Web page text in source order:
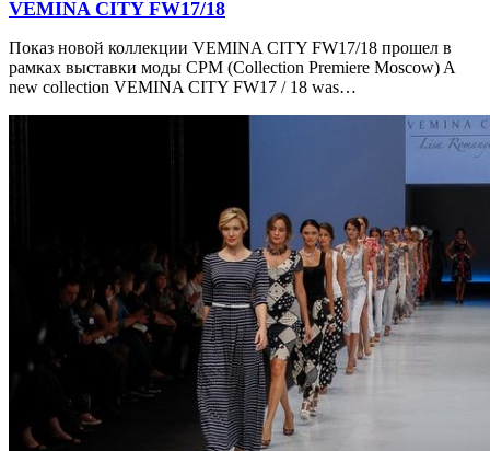
VEMINA CITY FW17/18
Показ новой коллекции VEMINA CITY FW17/18 прошел в
рамках выставки моды CPM (Collection Premiere Moscow)‎ A
new collection VEMINA CITY FW17 / 18 was…